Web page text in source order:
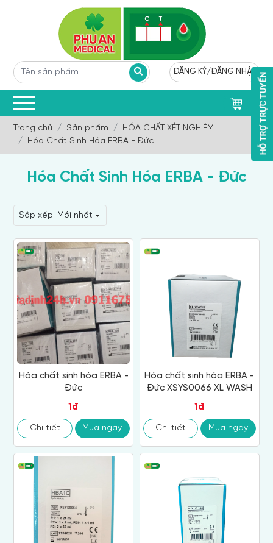
ĐĂNG KÝ/ĐĂNG NHẬP
Trang chủ Sản phẩm
HÓA CHẤT XÉT NGHIỆM
Hóa Chất Sinh Hóa ERBA - Đức
Hóa Chất Sinh Hóa ERBA - Đức
Sắp xếp: Mới nhất
Hóa chất sinh hóa ERBA -
Đức
1đ
Chi tiết Mua ngay
Hóa chất sinh hóa ERBA -
Đức XSYS0066 XL WASH
1đ
Chi tiết Mua ngay